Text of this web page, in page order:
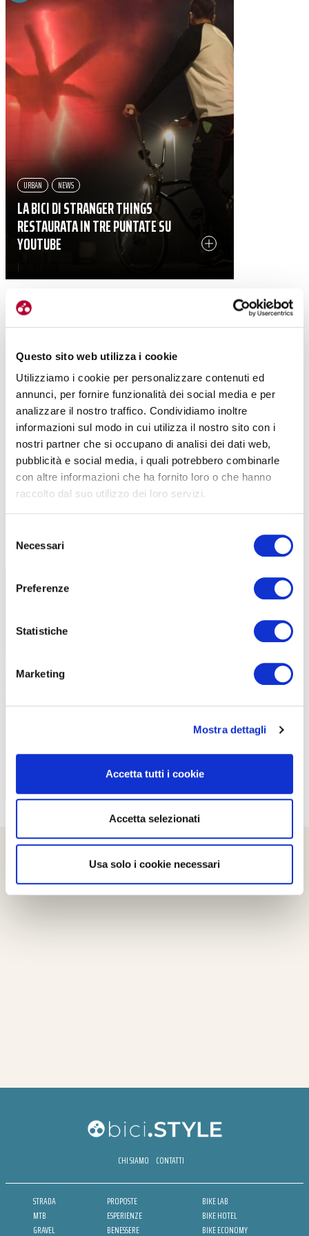
Questo sito web utilizza i cookie
Utilizziamo i cookie per personalizzare contenuti ed
annunci, per fornire funzionalità dei social media e per
analizzare il nostro traffico. Condividiamo inoltre
informazioni sul modo in cui utilizza il nostro sito con i
nostri partner che si occupano di analisi dei dati web,
pubblicità e social media, i quali potrebbero combinarle
con altre informazioni che ha fornito loro o che hanno
raccolto dal suo utilizzo dei loro servizi.
delNecessari
Preferenze
Statistiche
Marketing
Mostra dettagli
Accetta tutti i cookie
Accetta selezionati
Usa solo i cookie necessari
LA BICI DI STRANGER THINGS
RESTAURATA IN TRE PUNTATE SU
YOUTUBE
URBAN NEWS
TUTTE LE CATEGORIE DEL MAGAZINE
CHI SIAMO CONTATTI
STRADA
MTB
GRAVEL
PROPOSTE
ESPERIENZE
BENESSERE
BIKE LAB
BIKE HOTEL
BIKE ECONOMY